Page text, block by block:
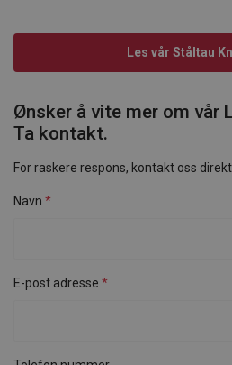
Les vår Ståltau
Ønsker å vite mer om vår
Ta kontakt.
For raskere respons, kontakt oss
Navn
E-post adresse